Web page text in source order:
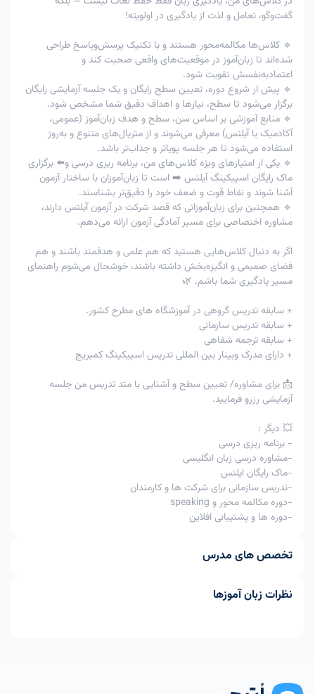
کلاس
پذیرنیست
پذیرنیست
3 لغوتوافقی با تایید استاد با تایید استاد
-
هزار تومان را برای کلاس خود پرداخت کرده و کلاس را فرضا 5
ساعت قبل کلاس لغو کند ، 80% مبلغ پرداختی یعنی 160 هزار
تومان سوخت شده و 40 هزار تومان دیگر به کیف پول زبان
آموز برگشت خواهد شد.
گفت‌وگو، تعامل و لذت از یادگیری در اولویته!
🔹 کلاس‌ها مکالمه‌محور هستند و با تکنیک پرسش‌وپاسخ طراحی
شده‌اند تا زبان‌آموز در موقعیت‌های واقعی صحبت کند و
اعتماد‌به‌نفسش تقویت شود.
🔹 پیش از شروع دوره، تعیین سطح رایگان و یک جلسه آزمایشی رایگان
برگزار می‌شود تا سطح، نیازها و اهداف دقیق شما مشخص شود.
🔹 منابع آموزشی بر اساس سن، سطح و هدف زبان‌آموز (عمومی،
آکادمیک یا آیلتس) معرفی می‌شوند و از متریال‌های متنوع و به‌روز
استفاده می‌شود تا هر جلسه پویاتر و جذاب‌تر باشد.
🔹 یکی از امتیازهای ویژه کلاس‌های من، برنامه ریزی درسی و⬅️ برگزاری
ماک رایگان اسپیکینگ آیلتس ➡️ است تا زبان‌آموزان با ساختار آزمون
آشنا شوند و نقاط قوت و ضعف خود را دقیق‌تر بشناسند.
🔹 همچنین برای زبان‌آموزانی که قصد شرکت در آزمون آیلتس دارند،
مشاوره اختصاصی برای مسیر آمادگی آزمون ارائه می‌دهم.
اگر به دنبال کلاس‌هایی هستید که هم علمی و هدفمند باشند و هم
فضای صمیمی و انگیزه‌بخش داشته باشند، خوشحال می‌شوم راهنمای
مسیر یادگیری شما باشم. 🌿
+ سابقه تدریس گروهی در آموزشگاه های مطرح کشور.
+ سابقه تدریس سازمانی
+ سابقه ترجمه شفاهی
+ دارای مدرک وبینار بین المللی تدریس اسپیکینگ کمبریج
📩 برای مشاوره/ تعیین سطح و آشنایی با متد تدریس من جلسه
آزمایشی رزرو فرمایید.
💥 دیگر :
- برنامه ریزی درسی
-مشاوره درسی زبان انگلیسی
-ماک رایگان ایلتس
-تدریس سازمانی برای شرکت ها و کارمندان
-دوره مکالمه محور و speaking
-دوره ها و پشتیبانی افلاین
تخصص های مدرس
نظرات زبان آموزها